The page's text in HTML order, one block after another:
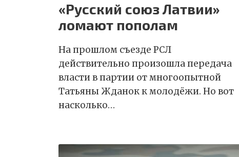
«Русский союз Латвии»
ломают пополам
На прошлом съезде РСЛ
действительно произошла передача
власти в партии от многоопытной
Татьяны Жданок к молодёжи. Но вот
насколько…